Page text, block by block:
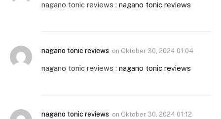
nagano tonic reviews : nagano tonic reviews
nagano tonic reviews on Oktober 30, 2024 01:04
nagano tonic reviews : nagano tonic reviews
nagano tonic reviews on Oktober 30, 2024 01:12